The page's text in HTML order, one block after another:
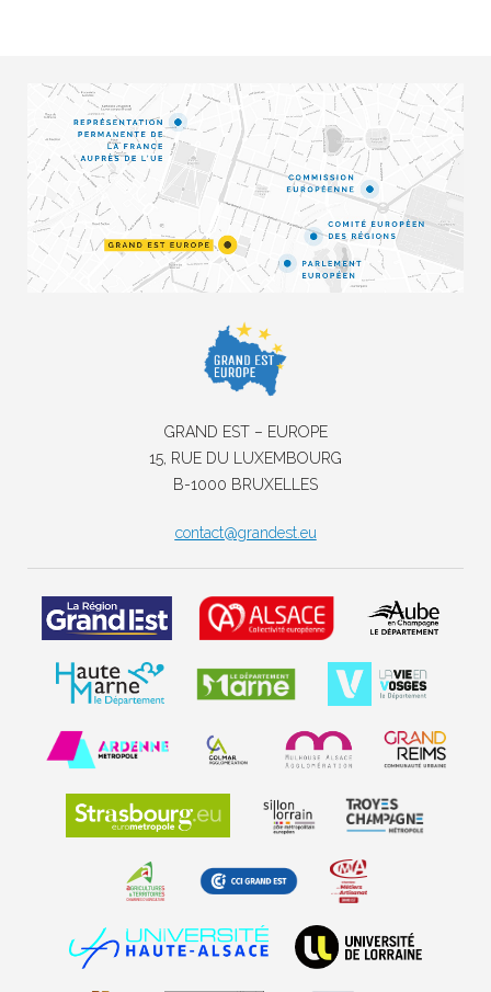
GRAND EST – EUROPE
15, RUE DU LUXEMBOURG
B-1000 BRUXELLES
contact@grandest.eu